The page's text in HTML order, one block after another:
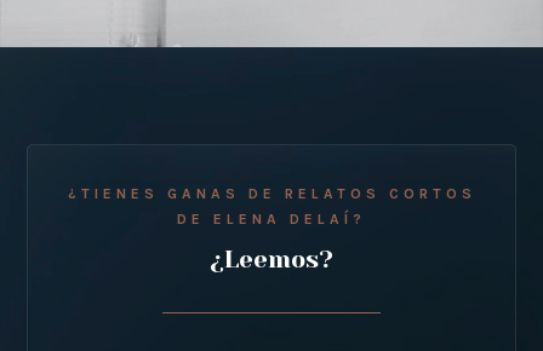
¿TIENES GANAS DE RELATOS CORTOS
DE ELENA DELAÍ?
¿Leemos?